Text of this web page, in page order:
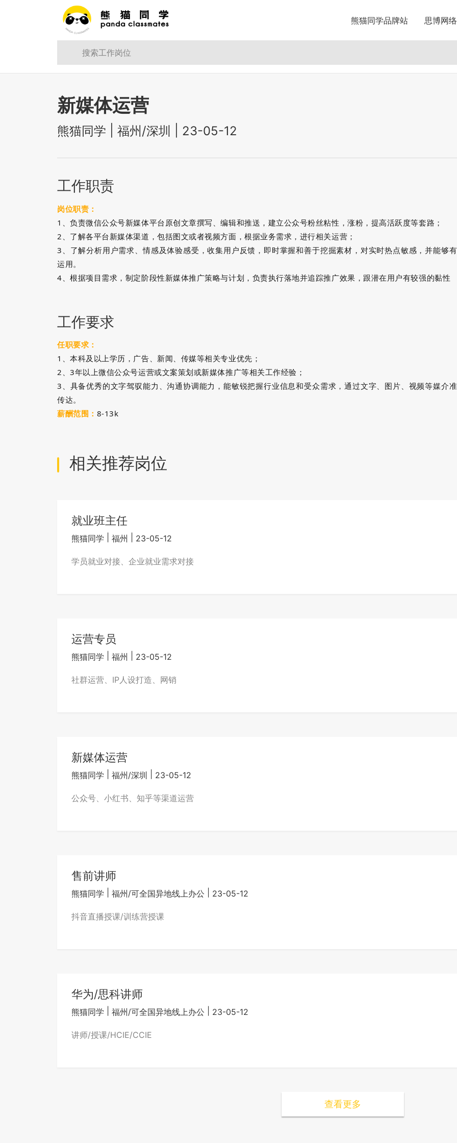
熊猫同学品牌站 思博网络
新媒体运营
熊猫同学 福州/深圳 23-05-12
工作职责
岗位职责：
1、负责微信公众号新媒体平台原创文章撰写、编辑和推送，建立公众号粉丝粘性，涨粉，提高活跃度等套路；
2、了解各平台新媒体渠道，包括图文或者视频方面，根据业务需求，进行相关运营；
3、了解分析用户需求、情感及体验感受，收集用户反馈，即时掌握和善于挖掘素材，对实时热点敏感，并能够
运用。
4、根据项目需求，制定阶段性新媒体推广策略与计划，负责执行落地并追踪推广效果，跟潜在用户有较强的黏性
工作要求
任职要求：
1、本科及以上学历，广告、新闻、传媒等相关专业优先；
2、3年以上微信公众号运营或文案策划或新媒体推广等相关工作经验；
3、具备优秀的文字驾驭能力、沟通协调能力，能敏锐把握行业信息和受众需求，通过文字、图片、视频等媒介
传达。
薪酬范围： 8-13k
相关推荐岗位
就业班主任
熊猫同学 福州 23-05-12
学员就业对接、企业就业需求对接
运营专员
熊猫同学 福州 23-05-12
社群运营、IP人设打造、网销
新媒体运营
熊猫同学 福州/深圳 23-05-12
公众号、小红书、知乎等渠道运营
售前讲师
熊猫同学 福州/可全国异地线上办公 23-05-12
抖音直播授课/训练营授课
华为/思科讲师
熊猫同学 福州/可全国异地线上办公 23-05-12
讲师/授课/HCIE/CCIE
查看更多